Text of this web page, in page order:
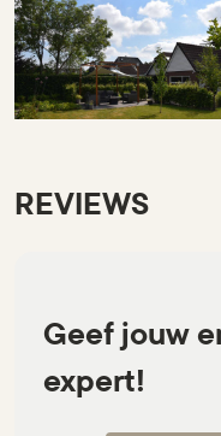
REVIEWS
Geef jouw
expert!